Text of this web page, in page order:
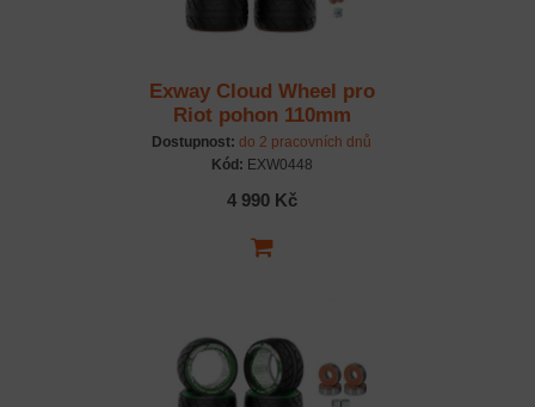
Exway Cloud Wheel pro
Riot pohon 110mm
(oranžová, 4ks)
Dostupnost: do 2 pracovních dnů
Kód: EXW0448
4 990 Kč